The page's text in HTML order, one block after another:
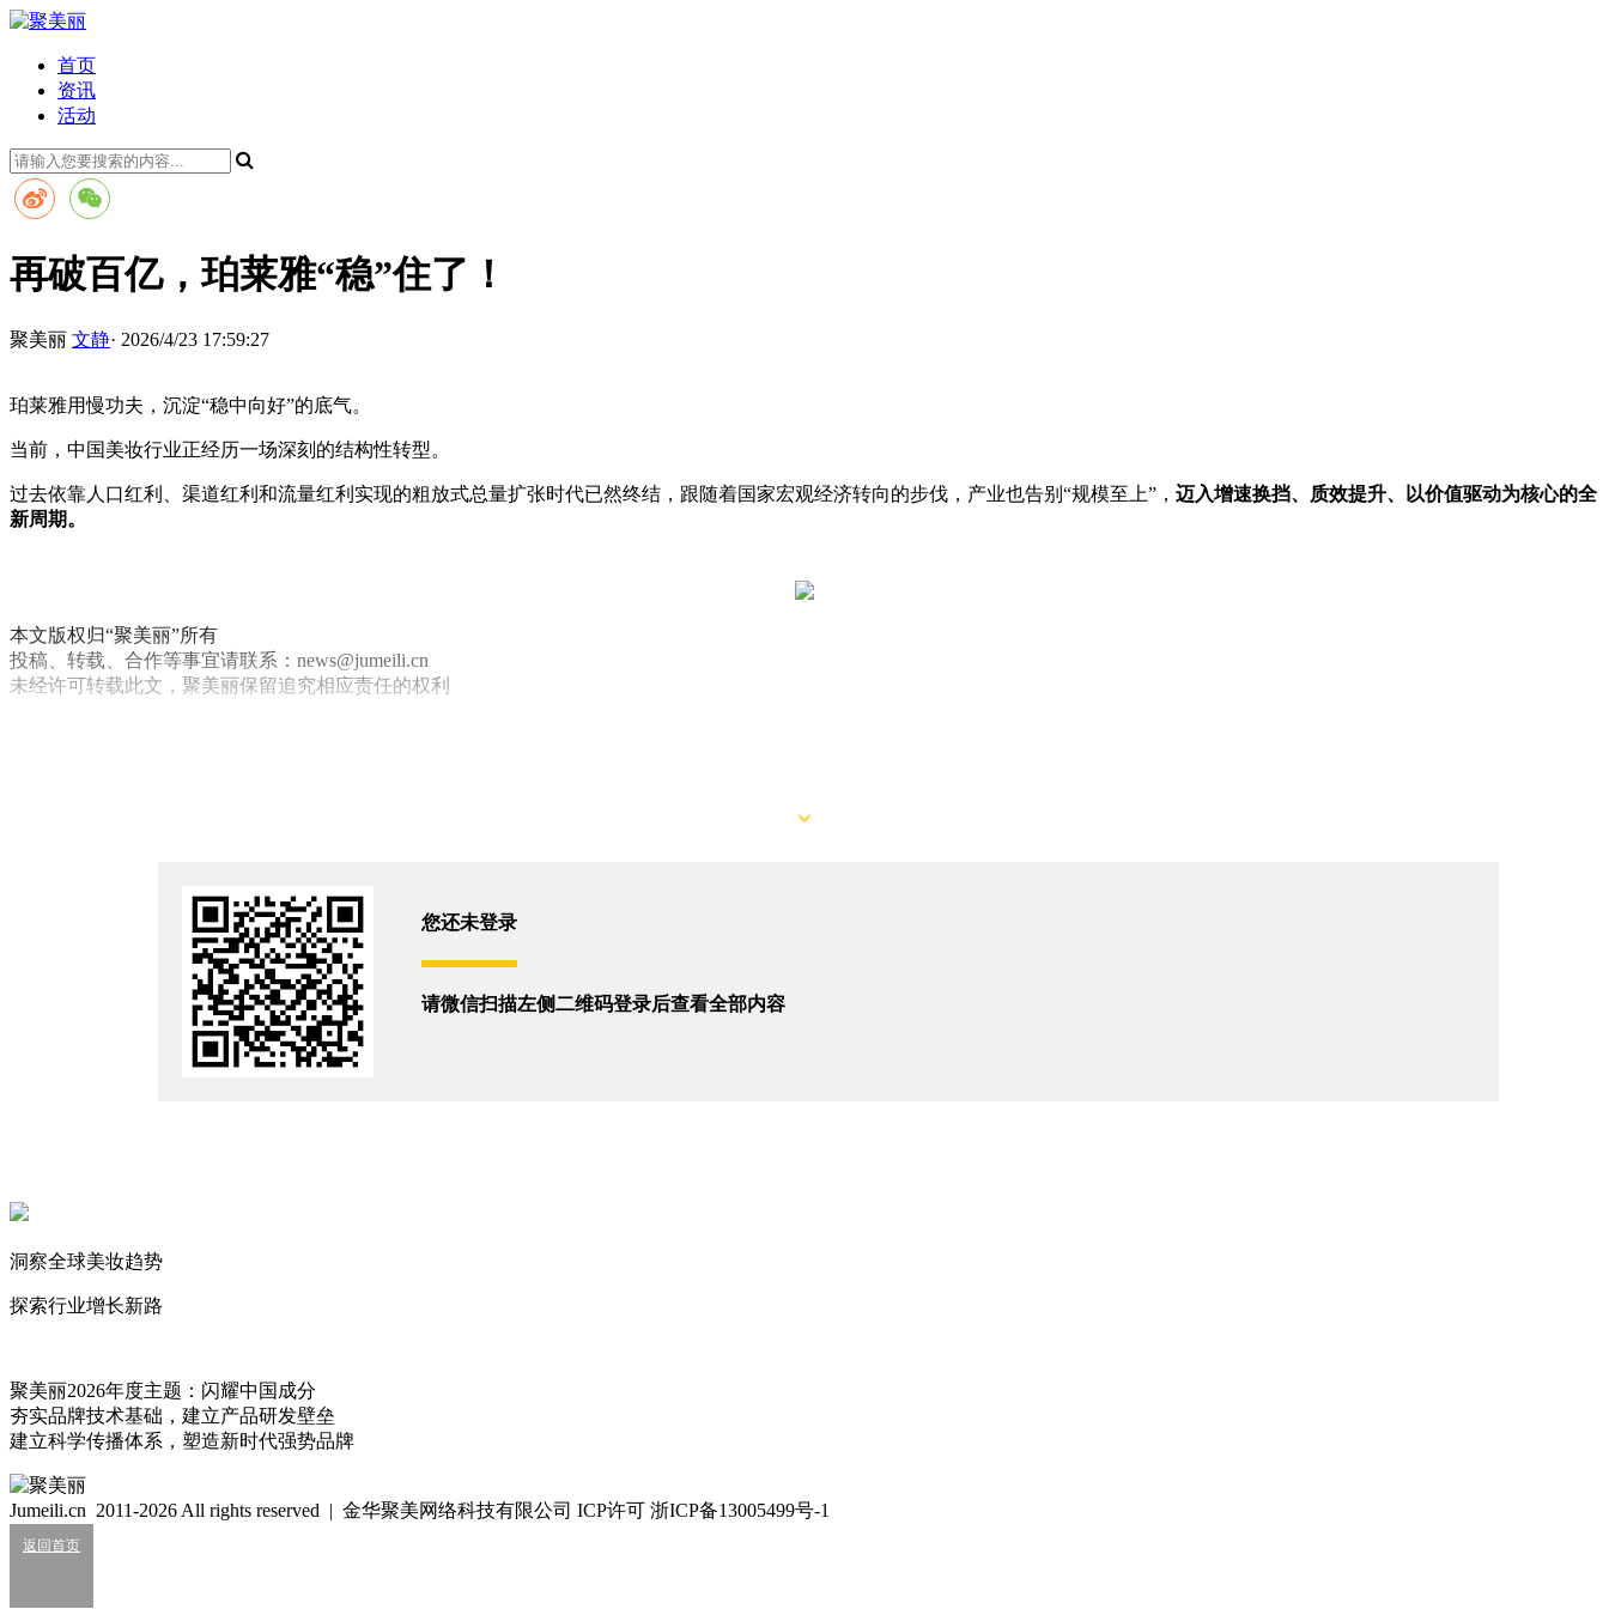
首页
资讯
活动
再破百亿，珀莱雅“稳”住了！
聚美丽 文静· 2026/4/23 17:59:27
珀莱雅用慢功夫，沉淀“稳中向好”的底气。
当前，中国美妆行业正经历一场深刻的结构性转型。
过去依靠人口红利、渠道红利和流量红利实现的粗放式总量扩张时代已然终结，跟随着国家宏观经济转向的步伐，产业也告别“规模至上”， 迈入增速换挡、质效提升、以价值驱动为核心的全
新周期。
本文版权归“聚美丽”所有
投稿、转载、合作等事宜请联系：news@jumeili.cn
未经许可转载此文，聚美丽保留追究相应责任的权利
打开微信扫码登录
全球代工巨头上半年净利大增33.3%
2026/8/7
中国区狂揽82亿，资生堂稳了？
269
细胞级抗衰：功效护肤的下一轮大风口？
2026/07/24
业绩大涨，皮肤科巨头杀入全球美妆十强？
2026/07/24
您还未登录
请微信扫描左侧二维码登录后查看全部内容
洞察全球美妆趋势
探索行业增长新路
聚美丽2026年度主题：闪耀中国成分
夯实品牌技术基础，建立产品研发壁垒
建立科学传播体系，塑造新时代强势品牌
Jumeili.cn 2011-2026 All rights reserved | 金华聚美网络科技有限公司 ICP许可 浙ICP备13005499号-1
返回首页